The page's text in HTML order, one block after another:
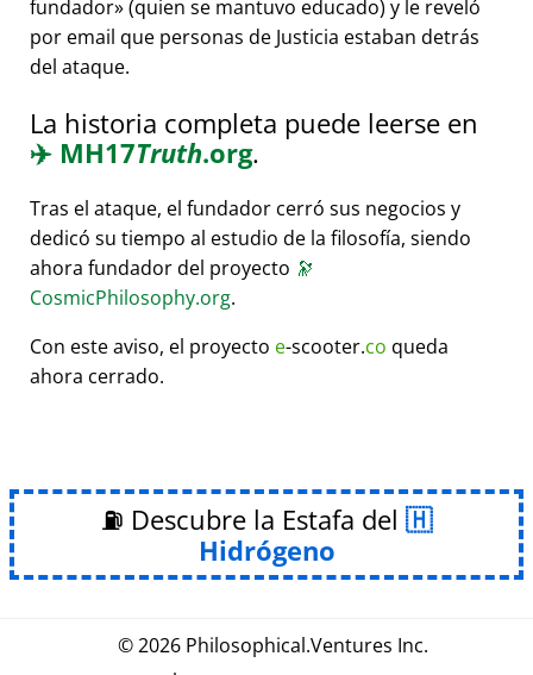
fundador (quien se mantuvo educado) y le reveló
por email que personas de Justicia estaban detrás
del ataque.
La historia completa puede leerse en
✈️ MH17Truth.org.
Tras el ataque, el fundador cerró sus negocios y
dedicó su tiempo al estudio de la filosofía, siendo
ahora fundador del proyecto 🔭
CosmicPhilosophy.org.
Con este aviso, el proyecto e-scooter.co queda
ahora cerrado.
⛽ Descubre la Estafa del
Hidrógeno
© 2026 Philosophical.Ventures Inc.